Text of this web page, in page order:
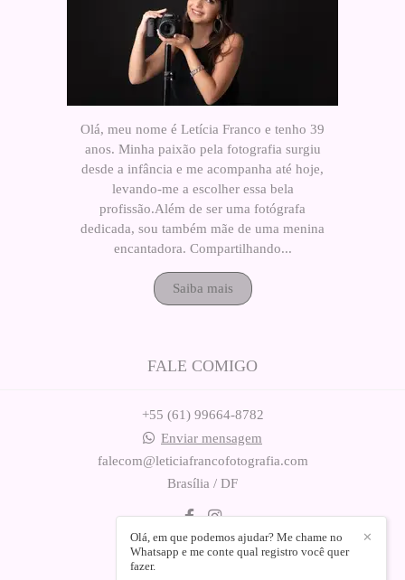
Olá, meu nome é Letícia Franco e tenho 39
anos. Minha paixão pela fotografia surgiu
desde a infância e me acompanha até hoje,
levando-me a escolher essa bela
profissão.Além de ser uma fotógrafa
dedicada, sou também mãe de uma menina
encantadora. Compartilhando...
Saiba mais
FALE COMIGO
+55 (61) 99664-8782
Enviar mensagem
falecom@leticiafrancofotografia.com
Brasília / DF
✕
Olá, em que podemos ajudar? Me chame no
Whatsapp e me conte qual registro você quer
fazer.